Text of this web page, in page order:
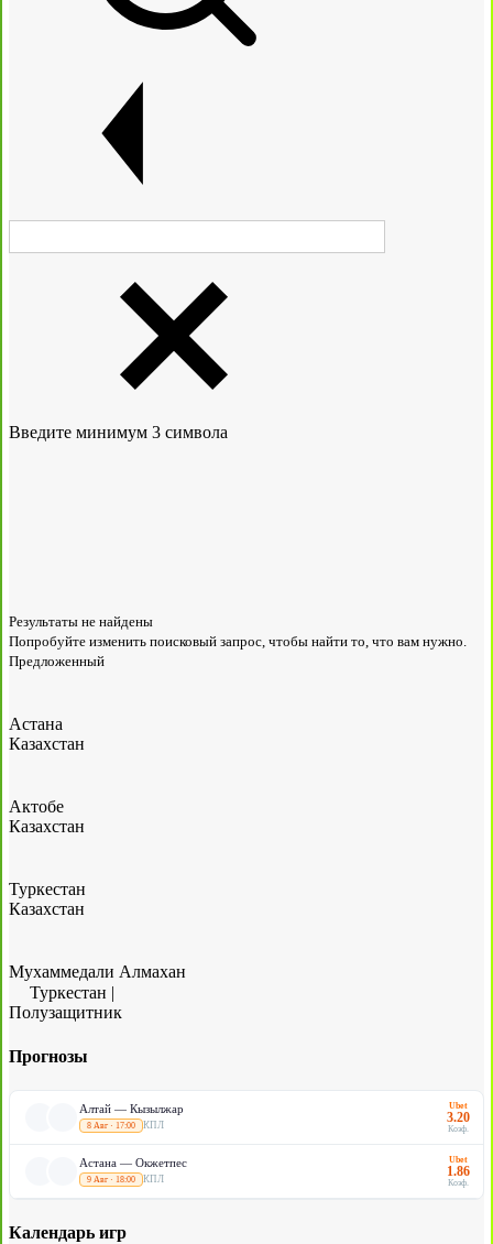
Введите минимум 3 символа
Результаты не найдены
Попробуйте изменить поисковый запрос, чтобы найти то, что вам нужно.
Предложенный
Астана
Казахстан
Актобе
Казахстан
Туркестан
Казахстан
Мухаммедали Алмахан
Туркестан |
Полузащитник
Прогнозы
Алтай — Кызылжар
8 Авг · 17:00 КПЛ
Ubet
3.20
Коэф.
Астана — Окжетпес
9 Авг · 18:00 КПЛ
Ubet
1.86
Коэф.
Календарь игр